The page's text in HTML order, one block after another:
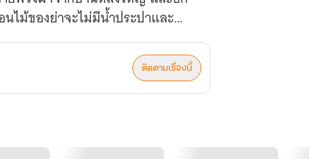
ไม้ของย่าจะไม่มีน้ำประปาและ
ติดตามเรื่องนี้